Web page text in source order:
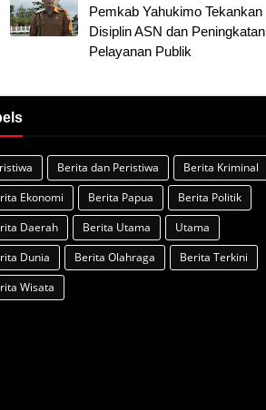
Pemkab Yahukimo Tekankan
Disiplin ASN dan Peningkatan
Pelayanan Publik
Berita dan Peristiwa
Berita Kriminal
Ekonomi
Berita Papua
Berita Politik
Daerah
Berita Utama
Utama
Dunia
Berita Olahraga
Berita Terkini
Wisata